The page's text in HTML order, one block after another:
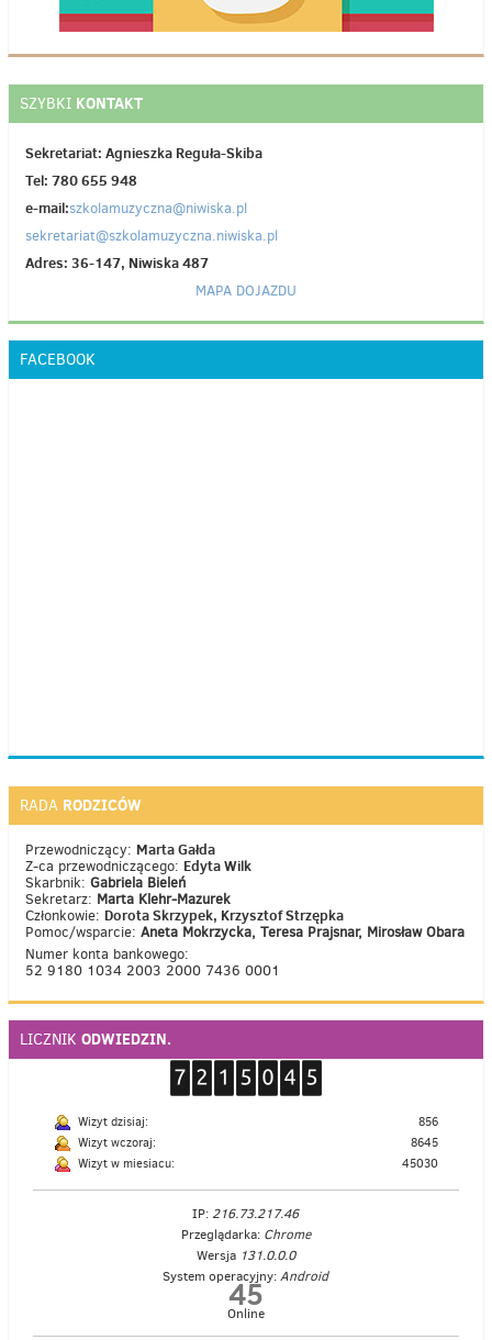
SZYBKI KONTAKT
Sekretariat: Agnieszka Reguła-Skiba
Tel: 780 655 948
e-mail:szkolamuzyczna@niwiska.pl
sekretariat@szkolamuzyczna.niwiska.pl
Adres: 36-147, Niwiska 487
MAPA DOJAZDU
FACEBOOK
RADA RODZICÓW
Przewodniczący: Marta Gałda
Z-ca przewodniczącego: Edyta Wilk
Skarbnik: Gabriela Bieleń
Sekretarz: Marta Klehr-Mazurek
Członkowie: Dorota Skrzypek, Krzysztof Strzępka
Pomoc/wsparcie: Aneta Mokrzycka, Teresa Prajsnar, Mirosław Obara
Numer konta bankowego:
52 9180 1034 2003 2000 7436 0001
LICZNIK ODWIEDZIN.
Wizyt dzisiaj:
856
Wizyt wczoraj:
8645
Wizyt w miesiacu:
45030
IP: 216.73.217.46
Przeglądarka: Chrome
Wersja 131.0.0.0
System operacyjny:Android
45
Online